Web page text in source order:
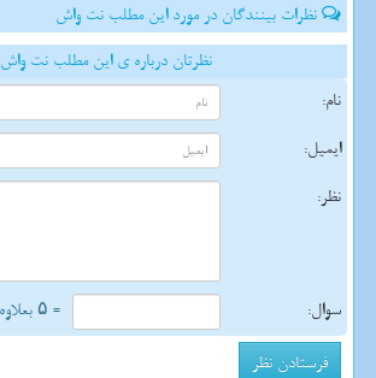
نظرات بینندگان در مورد این مطلب نت واش
نظرتان درباره ی این مطلب نت واش
نام:
ایمیل:
نظر:
سوال: = ۵ بعلاوه ۳